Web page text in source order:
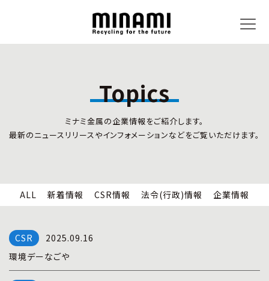
CSR情報
企業情報
全国事業所紹介
事業内容
リサイクルサービス
小型家電リサイクル法
全国の回収対応
Topics
ミナミ金属の企業情報をご紹介します。
最新のニュースリリースやインフォメーションなどをご覧いただけます。
ALL 新着情報 CSR情報 法令(行政)情報 企業情報
2025.09.16
環境デーなごや